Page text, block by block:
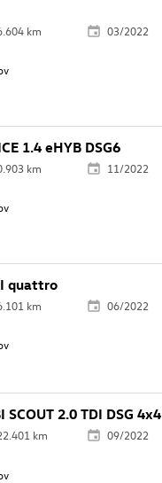
km
03/2022
1.4 eHYB DSG6
km
11/2022
quattro
km
06/2022
SCOUT 2.0 TDI DSG 4x4
km
09/2022